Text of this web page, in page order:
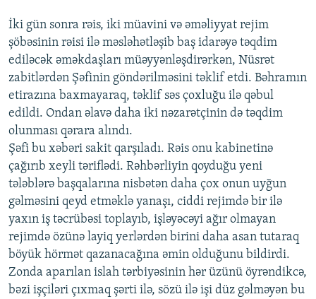
İki gün sonra rəis, iki müavini və əməliyyat rejim
şöbəsinin rəisi ilə məsləhətləşib baş idarəyə təqdim
ediləcək əməkdaşları müəyyənləşdirərkən, Nüsrət
zabitlərdən Şəfinin göndərilməsini təklif etdi. Bəhramın
etirazına baxmayaraq, təklif səs çoxluğu ilə qəbul
edildi. Ondan əlavə daha iki nəzarətçinin də təqdim
olunması qərara alındı.
Şəfi bu xəbəri sakit qarşıladı. Rəis onu kabinetinə
çağırıb xeyli təriflədi. Rəhbərliyin qoyduğu yeni
tələblərə başqalarına nisbətən daha çox onun uyğun
gəlməsini qeyd etməklə yanaşı, ciddi rejimdə bir ilə
yaxın iş təcrübəsi toplayıb, işləyəcəyi ağır olmayan
rejimdə özünə layiq yerlərdən birini daha asan tutaraq
böyük hörmət qazanacağına əmin olduğunu bildirdi.
Zonda aparılan islah tərbiyəsinin hər üzünü öyrəndikcə,
bəzi işçiləri çıxmaq şərti ilə, sözü ilə işi düz gəlməyən bu